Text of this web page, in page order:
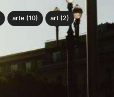
arte (10) art (2)